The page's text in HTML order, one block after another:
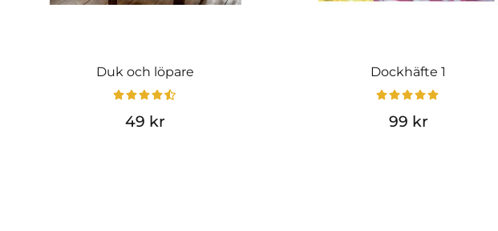
Duk och löpare
49 kr
Dockhäfte 1
99 kr